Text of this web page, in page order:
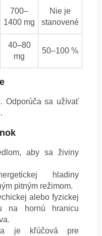
700–
1400 mg
Nie je
stanovené
40–80
mg
50–100 %
Odporúča sa užívať
aby sa živiny
hladiny
pitným režimom.
alebo fyzickej
na hornú hranicu
je kľúčová pre